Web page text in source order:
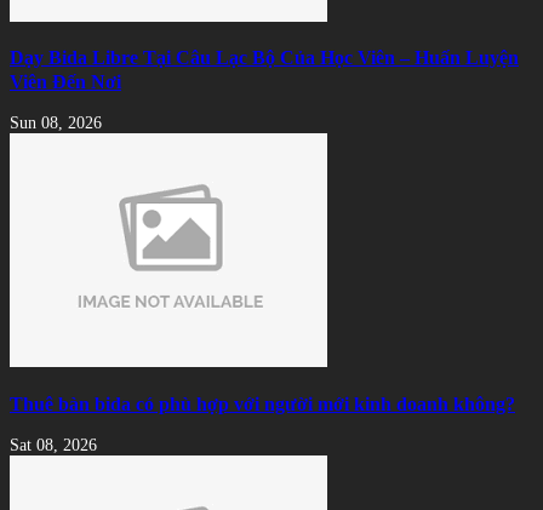
Dạy Bida Libre Tại Câu Lạc Bộ Của Học Viên – Huấn Luyện
Viên Đến Nơi
Sun 08, 2026
Thuê bàn bida có phù hợp với người mới kinh doanh không?
Sat 08, 2026